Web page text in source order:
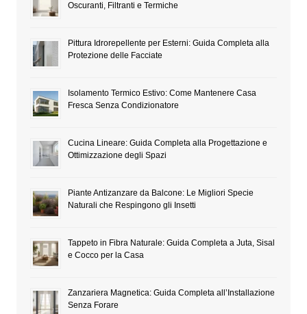
Oscuranti, Filtranti e Termiche
Pittura Idrorepellente per Esterni: Guida Completa alla
Protezione delle Facciate
Isolamento Termico Estivo: Come Mantenere Casa
Fresca Senza Condizionatore
Cucina Lineare: Guida Completa alla Progettazione e
Ottimizzazione degli Spazi
Piante Antizanzare da Balcone: Le Migliori Specie
Naturali che Respingono gli Insetti
Tappeto in Fibra Naturale: Guida Completa a Juta, Sisal
e Cocco per la Casa
Zanzariera Magnetica: Guida Completa all’Installazione
Senza Forare